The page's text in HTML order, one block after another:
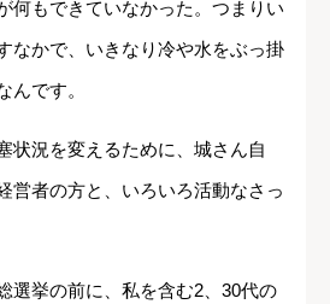
何もできていなかった。つまりい
なかで、いきなり冷や水をぶっ掛
んです。
状況を変えるために、城さん自
営者の方と、いろいろ活動なさっ
選挙の前に、私を含む2、30代の